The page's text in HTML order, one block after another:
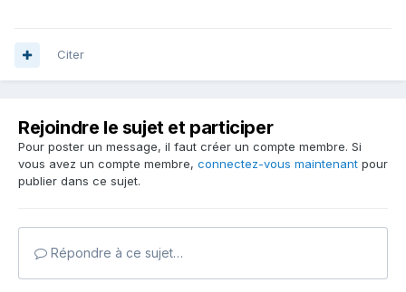
Citer
Rejoindre le sujet et participer
Pour poster un message, il faut créer un compte membre. Si
vous avez un compte membre, connectez-vous maintenant pour
publier dans ce sujet.
Répondre à ce sujet…